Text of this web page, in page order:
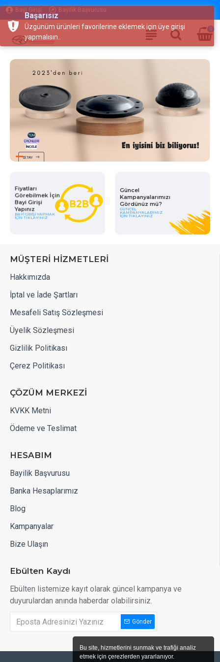
Bu site, hizmetlerini sunmak ve trafiği analiz
etmek için çerezlerden yararlanıyor.
Bayi Girişi Bayilik Başvurusu
0
DETAY
Fiyatları
Görebilmek İçin
Bayi Girişi
Yapınız
BAYI GIRIŞI YAPMAK
İÇIN TIKLAYINIZ
Güncel
Kampanyalarımızı
Gördünüz mü?
GÜNCEL
KAMPANYALARIMIZ
İÇIN TIKLAYINIZ
MÜŞTERİ HİZMETLERİ
Hakkımızda
İptal ve İade Şartları
Mesafeli Satış Sözleşmesi
Üyelik Sözleşmesi
Gizlilik Politikası
Çerez Politikası
ÇÖZÜM MERKEZİ
KVKK Metni
Ödeme ve Teslimat
HESABIM
Bayilik Başvurusu
Banka Hesaplarımız
Blog
Kampanyalar
Bize Ulaşın
Ebülten Kaydı
Ebülten listemize kayıt olarak güncel kampanya ve
duyurulardan anında haberdar olabilirsiniz.
Gönder
Başarısız
Üzgünüm ürünleri favorilerine eklemek için üye girişi
yapmalısın..